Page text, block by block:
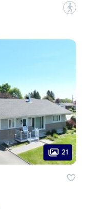
?
21